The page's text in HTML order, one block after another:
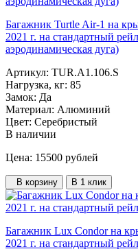
Багажник Turtle Air-1 на
2021 г. на стандартный
аэродинамическая дуга)
Артикул: TUR.A1.106.S
Нагрузка, кг: 85
Замок: Да
Материал: Алюминий
Цвет: Серебристый
В наличии
Цена: 15500 рублей
В корзину В 1 клик
Багажник Lux Condor на
2021 г. на стандартный